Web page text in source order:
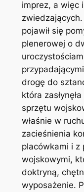
imprez, a więc
pojawił się
plenerowej o
drogę do
która
sprzętu
właśnie w
zacieśnienia
placówkami i z
wojskowymi,
doktryną,
wyposażenie.